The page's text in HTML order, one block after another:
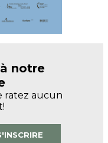
notre
ratez aucun